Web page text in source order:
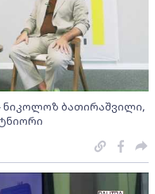
ნიკოლოზ ბათირაშვილი,